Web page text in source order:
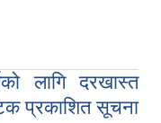
लागि दरखास्त
प्रकाशित सूचना